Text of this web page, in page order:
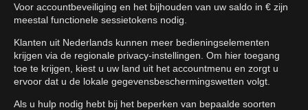
Voor accountbeveiliging en het bijhouden van uw saldo in € zijn
meestal functionele sessietokens nodig.
Klanten uit Nederlands kunnen meer bedieningselementen
krijgen via de regionale privacy-instellingen. Om hier toegang
toe te krijgen, kiest u uw land uit het accountmenu en zorgt u
ervoor dat u de lokale gegevensbeschermingswetten volgt.
Als u hulp nodig hebt bij het beperken van bepaalde soorten